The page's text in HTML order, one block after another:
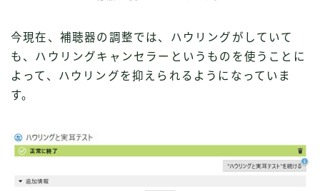
今現在、補聴器の調整では、ハウリングがしていて
も、ハウリングキャンセラーというものを使うことに
よって、ハウリングを抑えられるようになっていま
す。